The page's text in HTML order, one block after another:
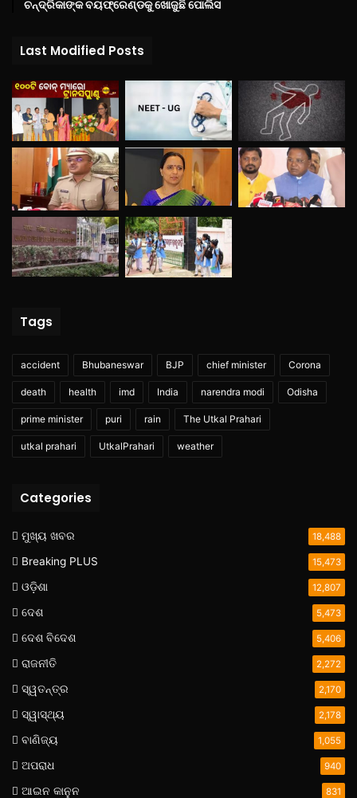
ଚନ୍ଦ୍ରିକାଙ୍କ ବୟଫ୍ରେଣ୍ଡକୁ ଖୋଜୁଛି ପୋଲିସ
Last Modified Posts
Tags
accident Bhubaneswar BJP chief minister Corona
death health imd India narendra modi Odisha
prime minister puri rain The Utkal Prahari
utkal prahari UtkalPrahari weather
Categories
ମୁଖ୍ୟ ଖବର 18,488
Breaking PLUS 15,473
ଓଡ଼ିଶା 12,807
ଦେଶ 5,473
ଦେଶ ବିଦେଶ 5,406
ରାଜନୀତି 2,272
ସ୍ୱତନ୍ତ୍ର 2,170
ସ୍ୱାସ୍ଥ୍ୟ 2,178
ବାଣିଜ୍ୟ 1,055
ଅପରାଧ 940
ଆଇନ କାନୁନ 831